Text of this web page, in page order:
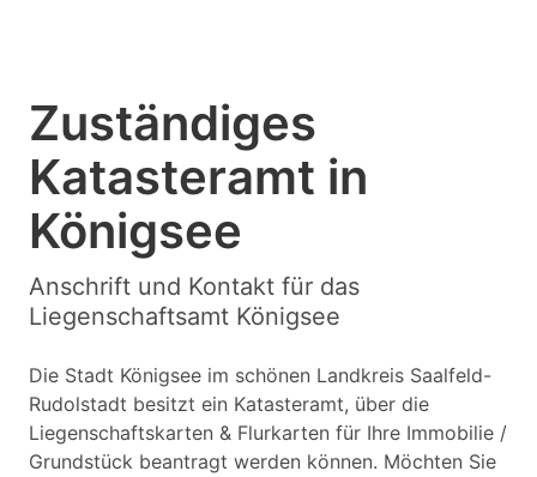
Zuständiges
Katasteramt in
Königsee
Anschrift und Kontakt für das
Liegenschaftsamt Königsee
Die Stadt Königsee im schönen Landkreis Saalfeld-
Rudolstadt besitzt ein Katasteramt, über die
Liegenschaftskarten & Flurkarten für Ihre Immobilie /
Grundstück beantragt werden können. Möchten Sie